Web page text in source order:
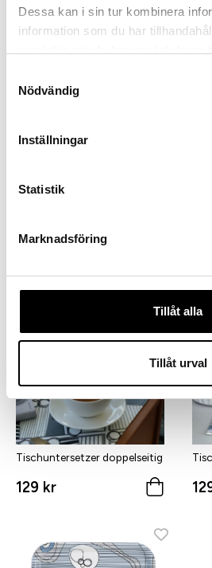
Dessa kan i sin tur kombinera
information som du har
Nödvändig
Inställningar
Statistik
Marknadsföring
Tillåt alla
Tillåt urval
99 kr
Tischuntersetzer doppelseitig
129 kr